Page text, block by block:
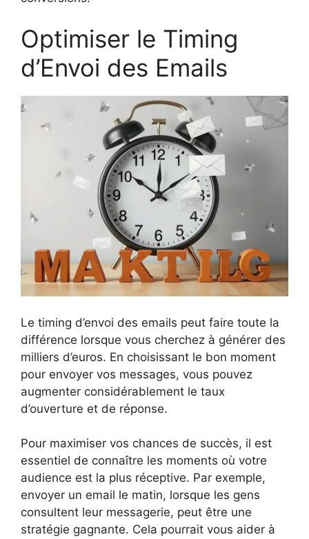
Optimiser le Timing
d’Envoi des Emails
Le timing d’envoi des emails peut faire toute la
différence lorsque vous cherchez à générer des
milliers d’euros. En choisissant le bon moment
pour envoyer vos messages, vous pouvez
augmenter considérablement le taux
d’ouverture et de réponse.
Pour maximiser vos chances de succès, il est
essentiel de connaître les moments où votre
audience est la plus réceptive. Par exemple,
envoyer un email le matin, lorsque les gens
consultent leur messagerie, peut être une
stratégie gagnante. Cela pourrait vous aider à